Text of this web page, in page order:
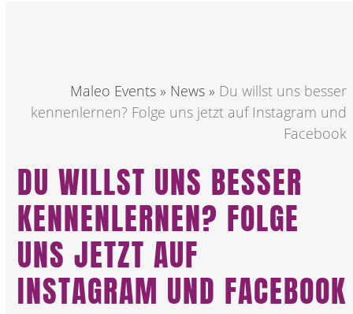
Maleo Events » News » Du willst uns besser
kennenlernen? Folge uns jetzt auf Instagram und
Facebook
DU WILLST UNS BESSER
KENNENLERNEN? FOLGE
UNS JETZT AUF
INSTAGRAM UND FACEBOOK